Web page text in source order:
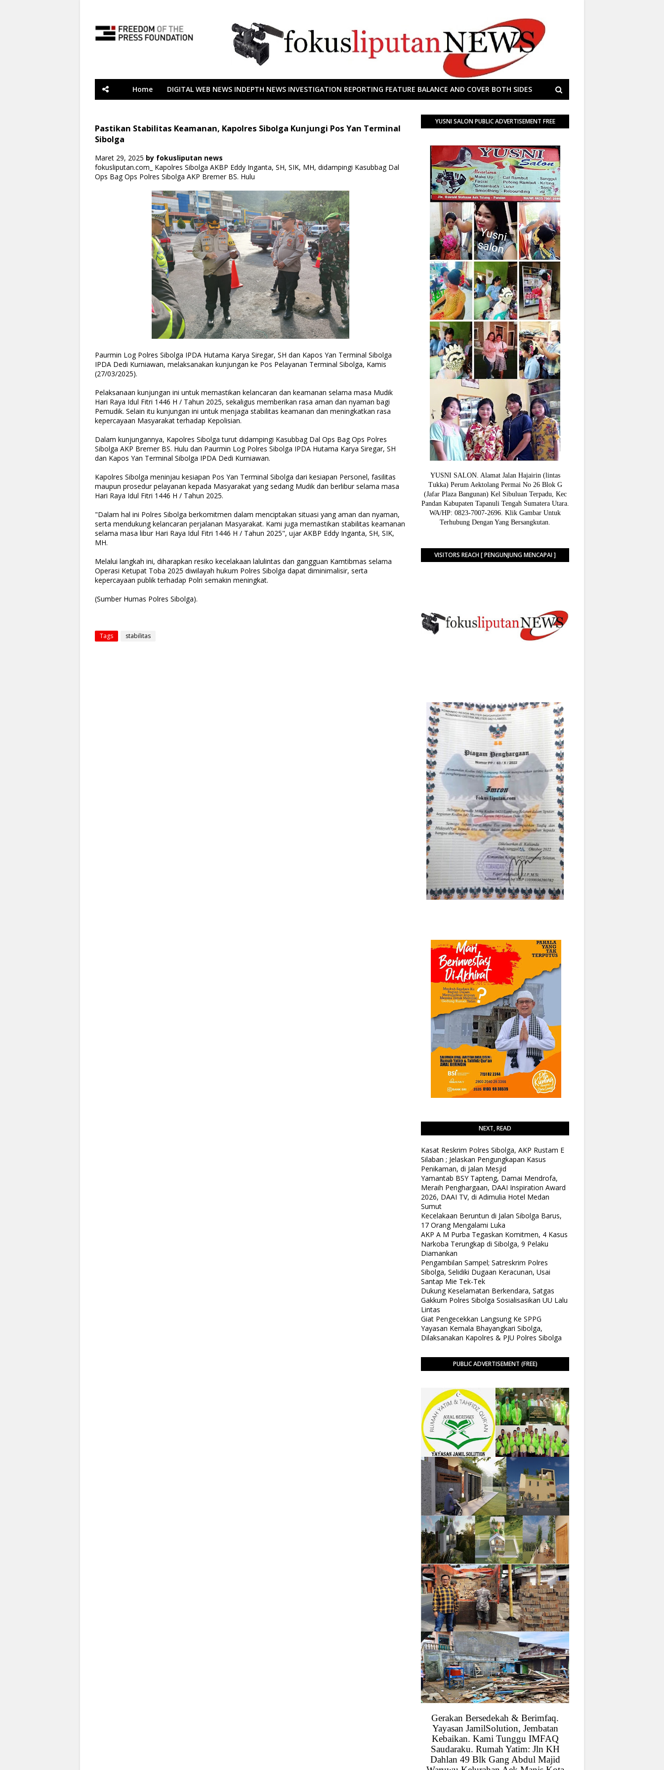
Home DIGITAL WEB NEWS INDEPTH NEWS INVESTIGATION REPORTING FEATURE BALANCE AND COVER BOTH SIDES
Pastikan Stabilitas Keamanan, Kapolres Sibolga Kunjungi Pos Yan Terminal
Sibolga
Maret 29, 2025 by fokusliputan news
fokusliputan.com_ Kapolres Sibolga AKBP Eddy Inganta, SH, SIK, MH, didampingi Kasubbag Dal
Ops Bag Ops Polres Sibolga AKP Bremer BS. Hulu
Paurmin Log Polres Sibolga IPDA Hutama Karya Siregar, SH dan Kapos Yan Terminal Sibolga
IPDA Dedi Kurniawan, melaksanakan kunjungan ke Pos Pelayanan Terminal Sibolga, Kamis
(27/03/2025).
Pelaksanaan kunjungan ini untuk memastikan kelancaran dan keamanan selama masa Mudik
Hari Raya Idul Fitri 1446 H / Tahun 2025, sekaligus memberikan rasa aman dan nyaman bagi
Pemudik. Selain itu kunjungan ini untuk menjaga stabilitas keamanan dan meningkatkan rasa
kepercayaan Masyarakat terhadap Kepolisian.
Dalam kunjungannya, Kapolres Sibolga turut didampingi Kasubbag Dal Ops Bag Ops Polres
Sibolga AKP Bremer BS. Hulu dan Paurmin Log Polres Sibolga IPDA Hutama Karya Siregar, SH
dan Kapos Yan Terminal Sibolga IPDA Dedi Kurniawan.
Kapolres Sibolga meninjau kesiapan Pos Yan Terminal Sibolga dari kesiapan Personel, fasilitas
maupun prosedur pelayanan kepada Masyarakat yang sedang Mudik dan berlibur selama masa
Hari Raya Idul Fitri 1446 H / Tahun 2025.
"Dalam hal ini Polres Sibolga berkomitmen dalam menciptakan situasi yang aman dan nyaman,
serta mendukung kelancaran perjalanan Masyarakat. Kami juga memastikan stabilitas keamanan
selama masa libur Hari Raya Idul Fitri 1446 H / Tahun 2025", ujar AKBP Eddy Inganta, SH, SIK,
MH.
Melalui langkah ini, diharapkan resiko kecelakaan lalulintas dan gangguan Kamtibmas selama
Operasi Ketupat Toba 2025 diwilayah hukum Polres Sibolga dapat diminimalisir, serta
kepercayaan publik terhadap Polri semakin meningkat.
(Sumber Humas Polres Sibolga).
Tags stabilitas
YUSNI SALON PUBLIC ADVERTISEMENT FREE
YUSNI SALON. Alamat Jalan Hajairin (lintas
Tukka) Perum Aektolang Permai No 26 Blok G
(Jafar Plaza Bangunan) Kel Sibuluan Terpadu, Kec
Pandan Kabupaten Tapanuli Tengah Sumatera Utara.
WA/HP: 0823-7007-2696. Klik Gambar Untuk
Terhubung Dengan Yang Bersangkutan.
VISITORS REACH [ PENGUNJUNG MENCAPAI ]
NEXT, READ
Kasat Reskrim Polres Sibolga, AKP Rustam E
Silaban ; Jelaskan Pengungkapan Kasus
Penikaman, di Jalan Mesjid
Yamantab BSY Tapteng, Damai Mendrofa,
Meraih Penghargaan, DAAI Inspiration Award
2026, DAAI TV, di Adimulia Hotel Medan
Sumut
Kecelakaan Beruntun di Jalan Sibolga Barus,
17 Orang Mengalami Luka
AKP A M Purba Tegaskan Komitmen, 4 Kasus
Narkoba Terungkap di Sibolga, 9 Pelaku
Diamankan
Pengambilan Sampel; Satreskrim Polres
Sibolga, Selidiki Dugaan Keracunan, Usai
Santap Mie Tek-Tek
Dukung Keselamatan Berkendara, Satgas
Gakkum Polres Sibolga Sosialisasikan UU Lalu
Lintas
Giat Pengecekkan Langsung Ke SPPG
Yayasan Kemala Bhayangkari Sibolga,
Dilaksanakan Kapolres & PJU Polres Sibolga
PUBLIC ADVERTISEMENT (FREE)
Gerakan Bersedekah & Berimfaq.
Yayasan JamilSolution, Jembatan
Kebaikan. Kami Tunggu IMFAQ
Saudaraku. Rumah Yatim: Jln KH
Dahlan 49 Blk Gang Abdul Majid